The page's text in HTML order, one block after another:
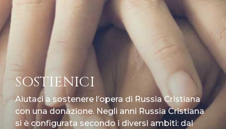
SOSTIENICI
Aiutaci a sostenere l’opera di Russia Cristiana
con una donazione. Negli anni Russia Cristiana
si è configurata secondo i diversi ambiti: dal